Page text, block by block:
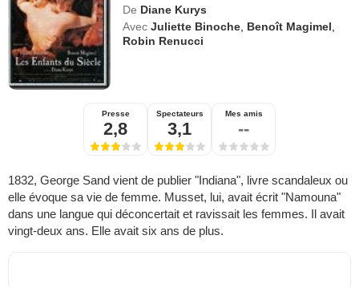
De Diane Kurys
Avec Juliette Binoche Benoît Magimel
Robin Renucci
Presse
2,8
Spectateurs
3,1
Mes amis
--
1832, George Sand vient de publier "Indiana", livre scandaleux ou
elle évoque sa vie de femme. Musset, lui, avait écrit "Namouna"
dans une langue qui déconcertait et ravissait les femmes. Il avait
vingt-deux ans. Elle avait six ans de plus.